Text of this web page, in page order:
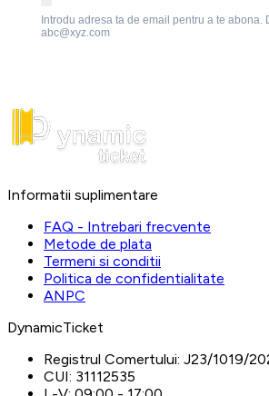
Introdu adresa ta de email pentru a te abona.
abc@xyz.com
Informatii suplimentare
FAQ - Intrebari frecvente
Metode de plata
Termeni si conditii
Politica de confidentialitate
ANPC
DynamicTicket
Registrul Comertului: J23/1019/
CUI: 31112535